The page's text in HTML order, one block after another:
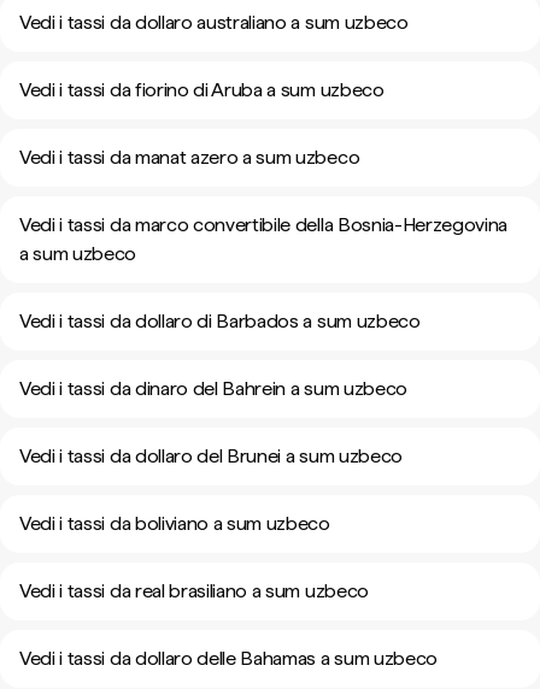
Vedi i tassi da dollaro australiano a sum uzbeco
Vedi i tassi da fiorino di Aruba a sum uzbeco
Vedi i tassi da manat azero a sum uzbeco
Vedi i tassi da marco convertibile della Bosnia-Herzegovina
a sum uzbeco
Vedi i tassi da dollaro di Barbados a sum uzbeco
Vedi i tassi da dinaro del Bahrein a sum uzbeco
Vedi i tassi da dollaro del Brunei a sum uzbeco
Vedi i tassi da boliviano a sum uzbeco
Vedi i tassi da real brasiliano a sum uzbeco
Vedi i tassi da dollaro delle Bahamas a sum uzbeco